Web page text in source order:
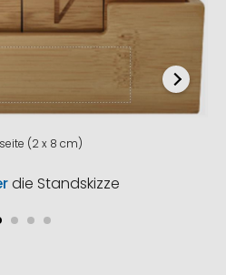
(2 x 8 cm)
die Standskizze